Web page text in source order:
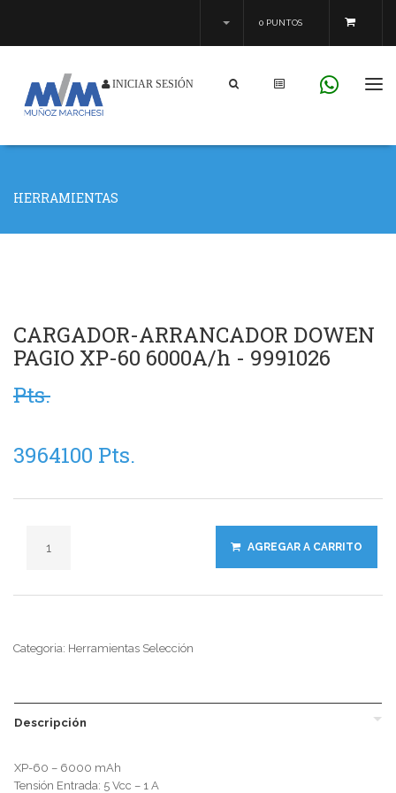
0 PUNTOS
INICIAR SESIÓN
HERRAMIENTAS
CARGADOR-ARRANCADOR DOWEN
PAGIO XP-60 6000A/h - 9991026
Pts.
3964100 Pts.
AGREGAR A CARRITO
Categoria: Herramientas Selección
Descripción
XP-60 – 6000 mAh
Tensión Entrada: 5 Vcc – 1 A